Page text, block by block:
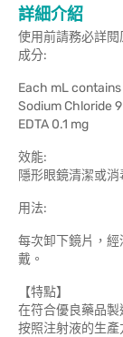
詳細介紹
使用前請務必詳閱
成分:
Each mL contains
Sodium Chloride
EDTA 0.1 mg
效能:
隱形眼鏡清潔或
用法:
每次卸下鏡片，
戴。
【特點】
在符合優良藥品製
按照注射液的生產